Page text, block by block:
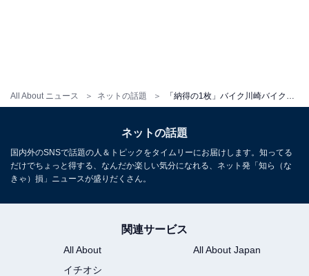
All About ニュース ネットの話題
ネットの話題
国内外のSNSで話題の人＆トピックをタイムリーにお届けします。知ってる
だけでちょっと得する、なんだか楽しい気分になれる、ネット発「知ら（な
きゃ）損」ニュースが盛りだくさん。
関連サービス
All About
All About Japan
イチオシ